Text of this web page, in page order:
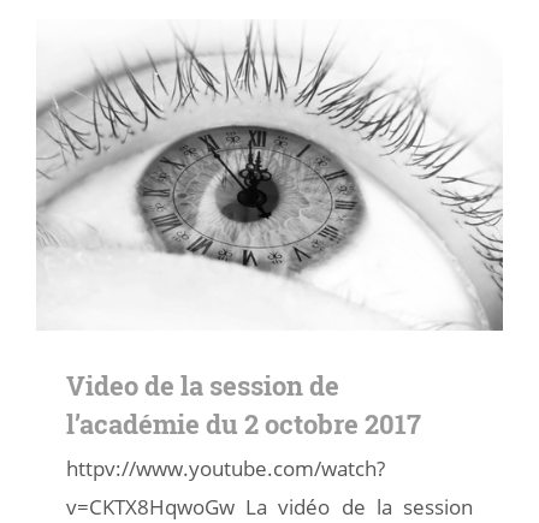
Video de la session de
l’académie du 2 octobre 2017
httpv://www.youtube.com/watch?
v=CKTX8HqwoGw La vidéo de la session